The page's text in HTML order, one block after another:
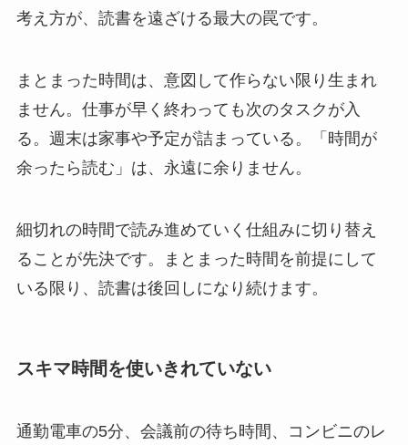
考え方が、読書を遠ざける最大の罠です。
まとまった時間は、意図して作らない限り生まれ
ません。仕事が早く終わっても次のタスクが入
る。週末は家事や予定が詰まっている。「時間が
余ったら読む」は、永遠に余りません。
細切れの時間で読み進めていく仕組みに切り替え
ることが先決です。まとまった時間を前提にして
いる限り、読書は後回しになり続けます。
スキマ時間を使いきれていない
通勤電車の5分、会議前の待ち時間、コンビニのレ